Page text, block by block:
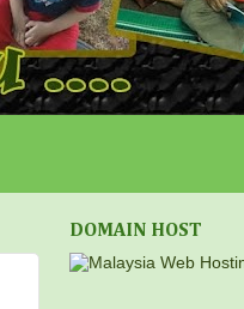
DOMAIN HOST